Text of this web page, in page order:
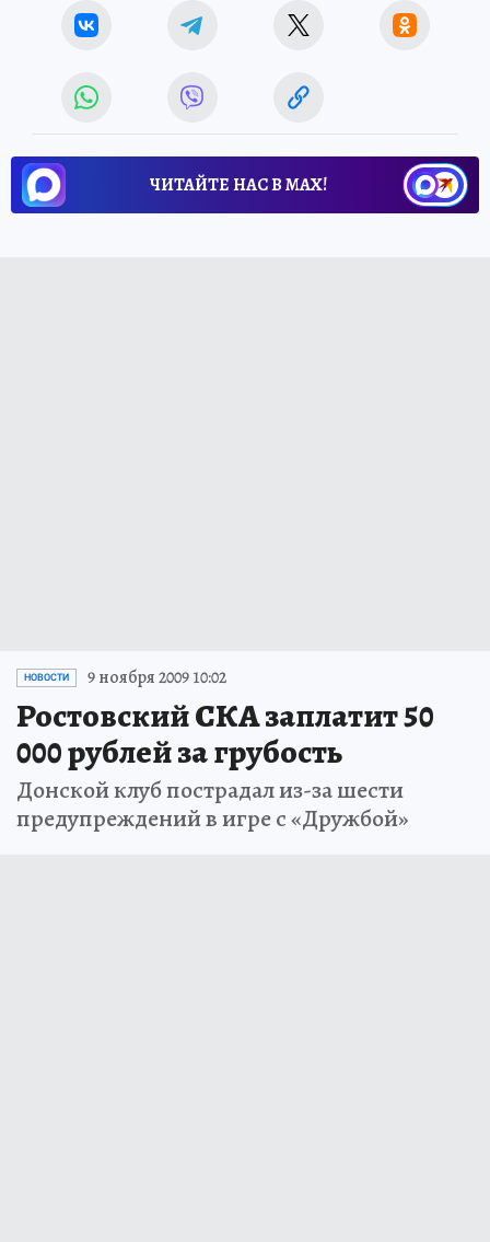
ЧИТАЙТЕ НАС В МАХ!
НОВОСТИ 9 ноября 2009 10:02
Ростовский СКА заплатит 50
000 рублей за грубость
Донской клуб пострадал из-за шести
предупреждений в игре с «Дружбой»